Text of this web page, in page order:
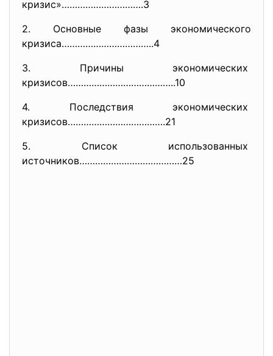
кризис»………………………….3
2. Основные фазы экономического
кризиса……………………………..4
3. Причины экономических
кризисов…………………………………..10
4. Последствия экономических
кризисов……………………………….21
5. Список использованных
источников…………………………………25